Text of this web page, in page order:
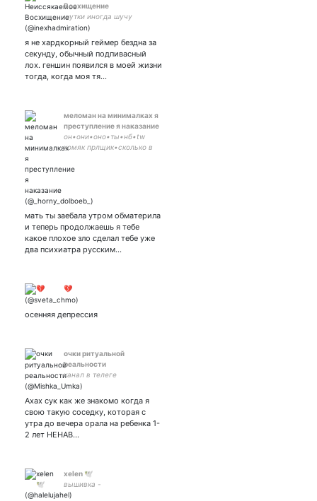
Восхищение
шутки иногда шучу
я не хардкорный геймер бездна за
секунду, обычный подпивасный
лох. геншин появился в моей жизни
тогда, когда моя тя…
меломан на минималках я
преступление я наказание
он•они•оно•ты•нб•tw
хомяк прлщик•сколько в
калоед умер от говна•aftg
мать ты заебала утром обматерила
и теперь продолжаешь я тебе
какое плохое зло сделал тебе уже
два психиатра русским…
💔
осенняя депрессия
очки ритуальной
реальности
канал в телеге
Ахах сук как же знакомо когда я
свою такую соседку, которая с
утра до вечера орала на ребенка 1-
2 лет НЕНАВ…
xelen 🕊
вышивка -